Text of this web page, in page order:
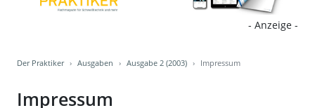
- Anzeige -
Der Praktiker Ausgaben Ausgabe 2 (2003) Impressum
Impressum